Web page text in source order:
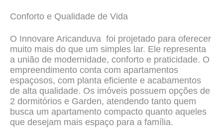
Conforto e Qualidade de Vida
O Innovare Aricanduva foi projetado para oferecer
muito mais do que um simples lar. Ele representa
a união de modernidade, conforto e praticidade. O
empreendimento conta com apartamentos
espaçosos, com planta eficiente e acabamentos
de alta qualidade. Os imóveis possuem opções de
2 dormitórios e Garden, atendendo tanto quem
busca um apartamento compacto quanto aqueles
que desejam mais espaço para a família.